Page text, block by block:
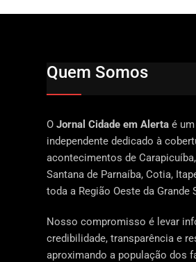
Quem Somos
O Jornal Cidade em Alerta é
independente dedicado à
acontecimentos de
Santana de Parnaíba, Cotia,
toda a Região Oeste da Grande
Nosso compromisso é levar
credibilidade, transparência e
aproximando a população dos